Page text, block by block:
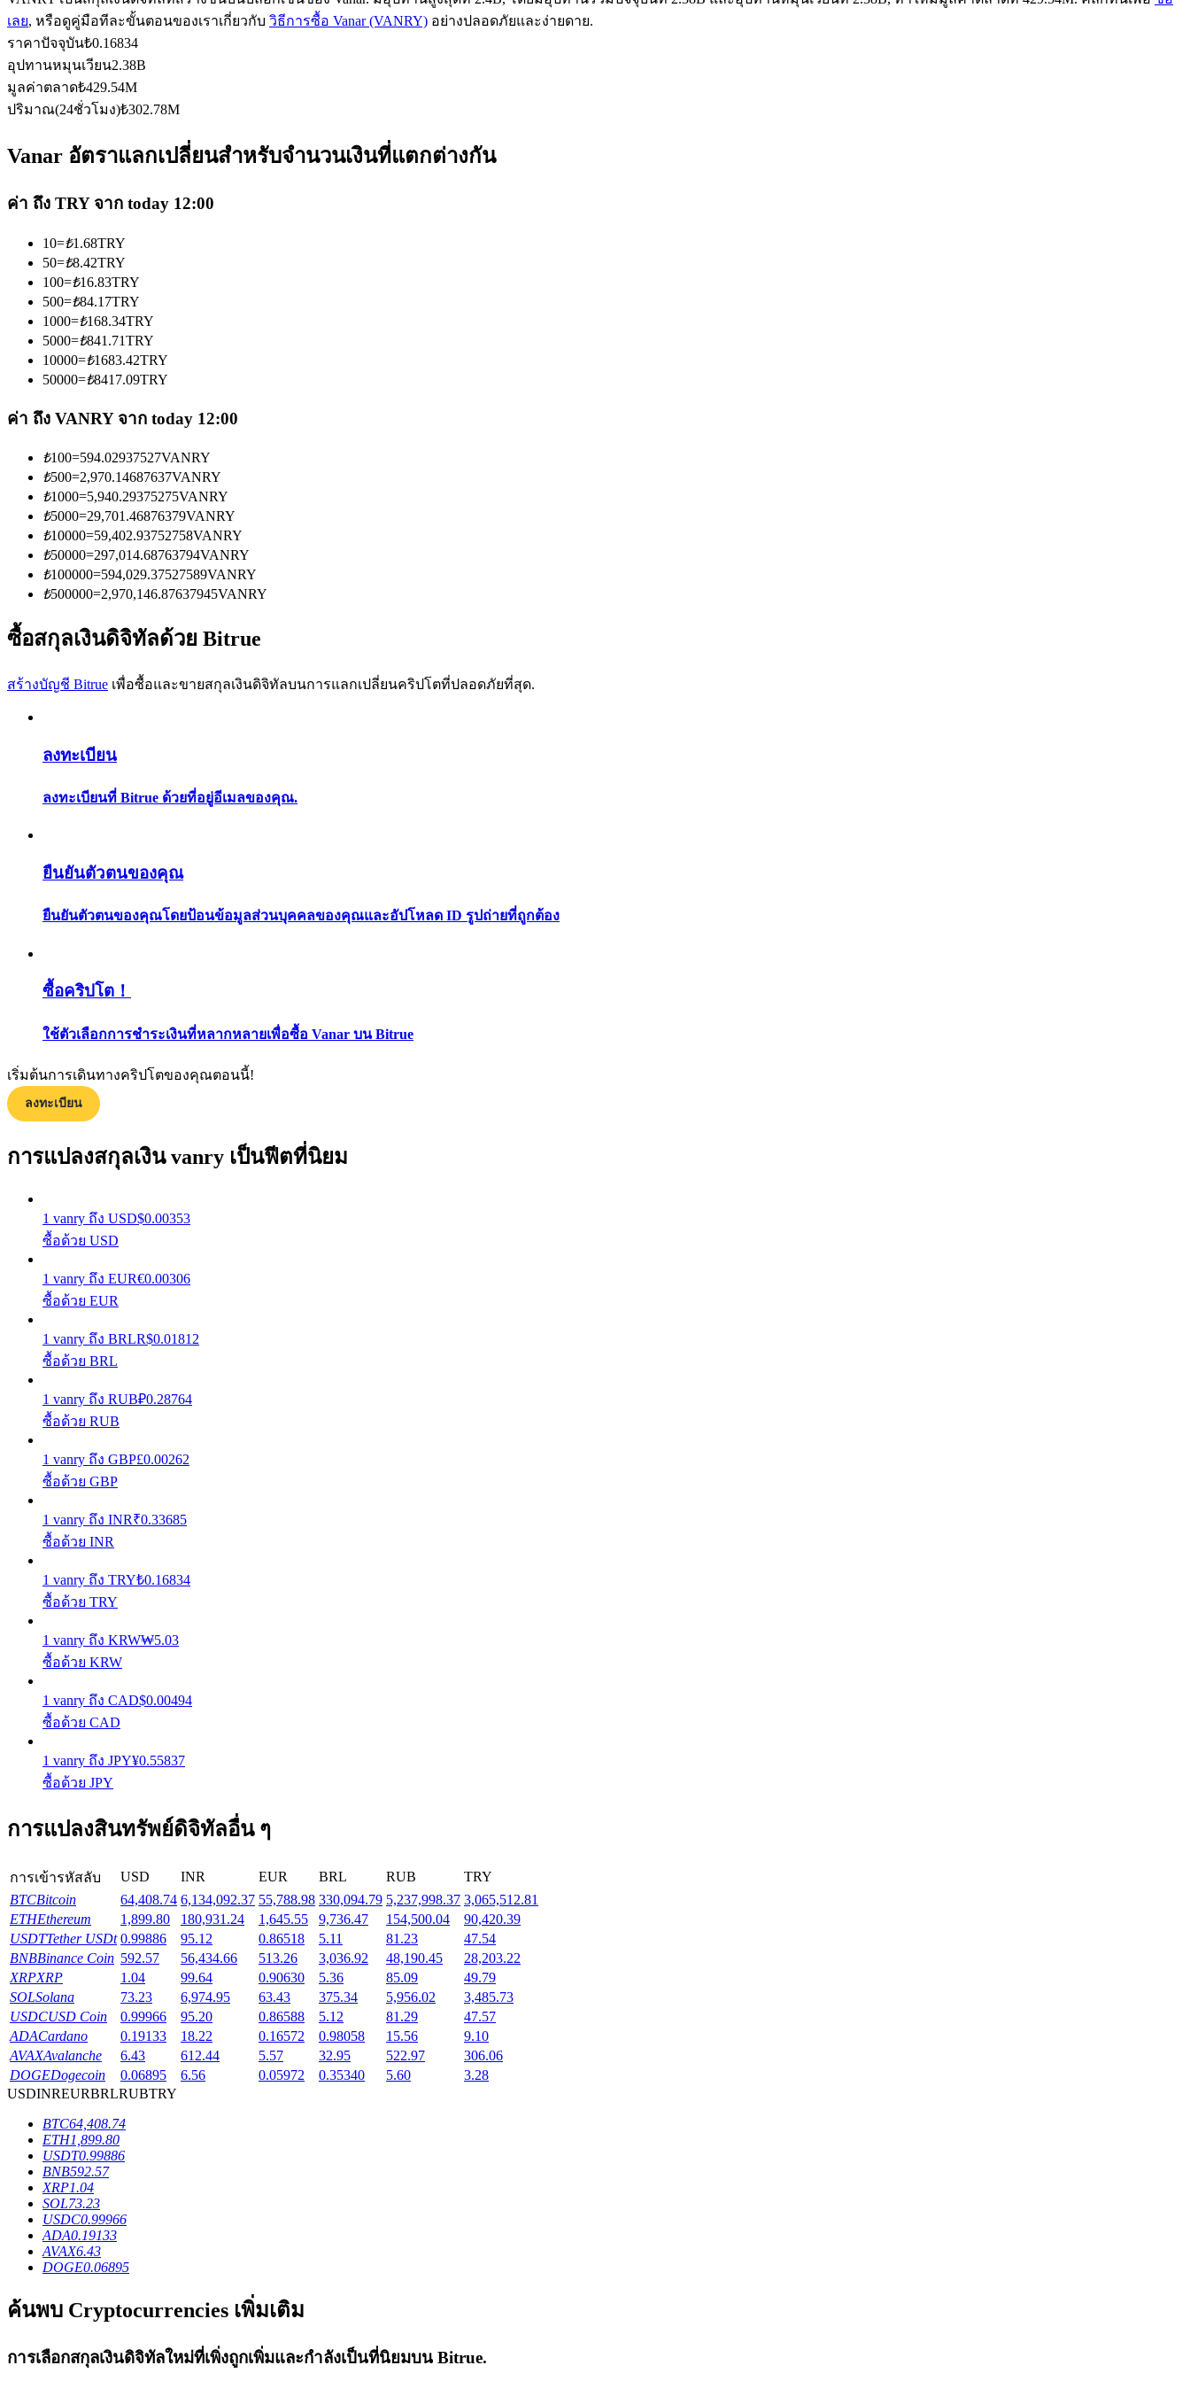
ฟิวเจอร์ส USDC
ฟิวเจอร์สที่ใช้ USDC เป็นหลักประกัน
คัดลอกการซื้อขาย
เข้าร่วมกับเทรดเดอร์ชั้นนำ
เป็นเทรดเดอร์คัดลอก
เพลิดเพลินกับการแบ่งปันผลกำไรและค่าคอมมิชชั่นการคัดลอกการซื้อขาย
คู่มือเริ่มต้นฟิวเจอร์ส
เรียนรู้วิธีการรักษาผลกำไร
ได้รับ
รับรางวัลการแข่งขันทุกวัน
การปักหลัก
ผลตอบแทนสูงและเข้าถึงได้ทันที
Launchpool
การเซ้งแบบยืดหยุ่นเพื่อรับโทเคนยอดนิยม
การล็อค BTR
การลงทุนพิเศษสำหรับผู้ถือ BTR
เลย, หรือดูคู่มือทีละขั้นตอนของเราเกี่ยวกับ วิธีการซื้อ Vanar (VANRY) อย่างปลอดภัยและง่ายดาย.
ราคาปัจจุบัน₺0.16834
อุปทานหมุนเวียน2.38B
มูลค่าตลาด₺429.54M
ปริมาณ(24ชั่วโมง)₺302.78M
Vanar อัตราแลกเปลี่ยนสำหรับจำนวนเงินที่แตกต่างกัน
ค่า ถึง TRY จาก today 12:00
10=₺1.68TRY
50=₺8.42TRY
100=₺16.83TRY
500=₺84.17TRY
1000=₺168.34TRY
5000=₺841.71TRY
10000=₺1683.42TRY
50000=₺8417.09TRY
ค่า ถึง VANRY จาก today 12:00
₺100=594.02937527VANRY
₺500=2,970.14687637VANRY
₺1000=5,940.29375275VANRY
₺5000=29,701.46876379VANRY
₺10000=59,402.93752758VANRY
₺50000=297,014.68763794VANRY
₺100000=594,029.37527589VANRY
₺500000=2,970,146.87637945VANRY
ซื้อสกุลเงินดิจิทัลด้วย Bitrue
สร้างบัญชี Bitrue เพื่อซื้อและขายสกุลเงินดิจิทัลบนการแลกเปลี่ยนคริปโตที่ปลอดภัยที่สุด.
ลงทะเบียน
ลงทะเบียนที่ Bitrue ด้วยที่อยู่อีเมลของคุณ.
ยืนยันตัวตนของคุณ
ยืนยันตัวตนของคุณโดยป้อนข้อมูลส่วนบุคคลของคุณและอัปโหลด ID รูปถ่ายที่ถูกต้อง
ซื้อคริปโต！
ใช้ตัวเลือกการชำระเงินที่หลากหลายเพื่อซื้อ Vanar บน Bitrue
เริ่มต้นการเดินทางคริปโตของคุณตอนนี้!
ลงทะเบียน
การแปลงสกุลเงิน vanry เป็นฟีตที่นิยม
1 vanry ถึง USD$0.00353
ซื้อด้วย USD
1 vanry ถึง EUR€0.00306
ซื้อด้วย EUR
1 vanry ถึง BRLR$0.01812
ซื้อด้วย BRL
1 vanry ถึง RUB₽0.28764
ซื้อด้วย RUB
1 vanry ถึง GBP£0.00262
ซื้อด้วย GBP
1 vanry ถึง INR₹0.33685
ซื้อด้วย INR
1 vanry ถึง TRY₺0.16834
ซื้อด้วย TRY
1 vanry ถึง KRW₩5.03
ซื้อด้วย KRW
1 vanry ถึง CAD$0.00494
ซื้อด้วย CAD
1 vanry ถึง JPY¥0.55837
ซื้อด้วย JPY
การแปลงสินทรัพย์ดิจิทัลอื่น ๆ
การเข้ารหัสลับ USD INR EUR BRL RUB
TRY
BTCBitcoin 64,408.74 6,134,092.37 55,788.98 330,094.79 5,237,998.37 3,065,512.81
ETHEthereum 1,899.80 180,931.24 1,645.55 9,736.47 154,500.04
90,420.39
USDTTether USDt 0.99886 95.12 0.86518 5.11 81.23
47.54
BNBBinance Coin 592.57 56,434.66 513.26 3,036.92 48,190.45
28,203.22
XRPXRP 1.04 99.64 0.90630 5.36 85.09
49.79
SOLSolana 73.23 6,974.95 63.43 375.34 5,956.02
3,485.73
USDCUSD Coin 0.99966 95.20 0.86588 5.12 81.29
47.57
ADACardano 0.19133 18.22 0.16572 0.98058 15.56
9.10
AVAXAvalanche 6.43 612.44 5.57 32.95 522.97
306.06
DOGEDogecoin 0.06895 6.56 0.05972 0.35340 5.60
3.28
USDINREURBRLRUBTRY
BTC64,408.74
ETH1,899.80
USDT0.99886
BNB592.57
XRP1.04
SOL73.23
USDC0.99966
ADA0.19133
AVAX6.43
DOGE0.06895
ค้นพบ Cryptocurrencies เพิ่มเติม
การเลือกสกุลเงินดิจิทัลใหม่ที่เพิ่งถูกเพิ่มและกำลังเป็นที่นิยมบน Bitrue.